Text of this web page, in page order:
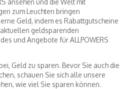
zum Leuchten bringen
Geld, indem es Rabattgutscheine
geldsparenden
und Angebote für ALLPOWERS
Geld zu sparen. Bevor Sie auch die
schauen Sie sich alle unsere
wie viel Sie sparen können.